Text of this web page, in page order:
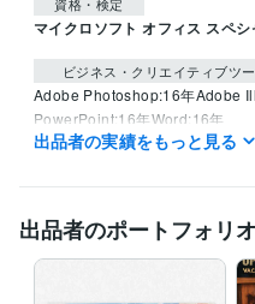
マイクロソフト オフィス スペシ
ビジネス・クリエイティブツ
Adobe Photoshop:16年Adobe
PowerPoint:16年Word:16年
デザイン制作 印刷物全般デザ
イラスト作成・漫画制作
出品者の実績をもっと見る
出品者のポートフォリオ